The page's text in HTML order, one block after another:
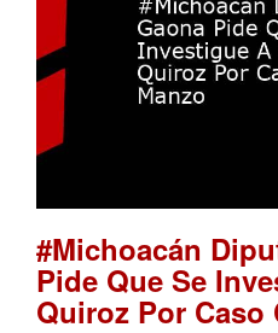
#Michoacán
Pide Que Se
Quiroz Por Caso